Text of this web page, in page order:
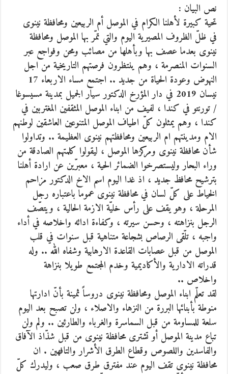
نص البيان :
تحية كبيرة لأهلنا الكرام في الموصل أم الربيعين ومحافظة نينوى
في ظلّ الظروف المصيرية اليوم والتي تمّر بها الموصل ومحافظة
نينوى بعدما عصف بها وبأهلها من مصائب ومحن وفواجع عبر
السنوات المنصرمة ، وهم ينتظرون فرصتهم التاريخية من اجل
النهوض وعودة الحياة من جديد .. اجتمع مساء الاربعاء 17
نيسان 2019 في دار المؤرخ الدكتور سيار الجميل بمدينة مسيسوغا
/ تورنتو في كندا ، لفيف من ابناء الموصل المثقفين المغتربين في
كندا ، وهم يمثلون كلّ اطياف الموصل المتنوعين العاشقين لوطنهم
الام ومدينتهم ام الربيعين ومحافظتهم نينوى العظيمة .. وتداولوا
شأن محافظة نينوى ومركزها الموصل ، ليقولوا كلمتهم الصادقة من
وراء البحار وليستصرخوا الضمائر الحية ، معبرّين عن ارادة أهلنا
بترشيح محافظ جديد ، اذ غدا اليوم اسم الاخ الدكتور مزاحم
الخياط على كلّ لسان في محافظة نينوى عموما باعتباره رجل
المرحلة ، وهو يقف على رأس خليّة الازمة الحالية ، ويتصّف
الرجل بنزاهته ، وحسن سيرته ، وكفاءة ادائه واخلاصه في أداء
واجبه ، تلّقى الرصاص بشجاعة متناهية قبل سنوات في قلب
الموصل من قبل عصابات القاعدة الارهابية وشفاه الله .. وله
قدراته الادارية والأكاديمية وخدم المجتمع طويلا بنزاهة
واخلاص ..
لقد تعلّم ابناء الموصل ومحافظة نينوى دروساً ثمينة بأنّ ادارتها
منوطة بأبنائها البررة من النزهاء والاصلاء ، ولن تصبح بعد اليوم
سلعة للمساومة من قبل السماسرة والغرباء والطارئين .. ولم ولن
تباع مدينة الموصل أو تشترى محافظة نينوى من قبل شذّاذ الآفاق
والفاسدين واللصوص وقطاع الطرق الأشرار والتافهين . ان
محافظة نينوى تقف اليوم عند مفترق طرق صعب ، وليدرك كلّ